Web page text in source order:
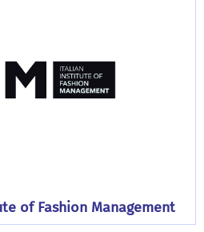
of Fashion Management